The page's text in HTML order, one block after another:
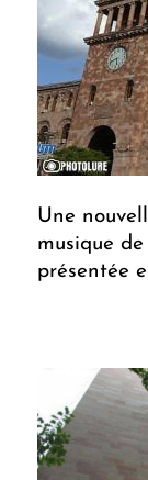
Une
musique
présentée